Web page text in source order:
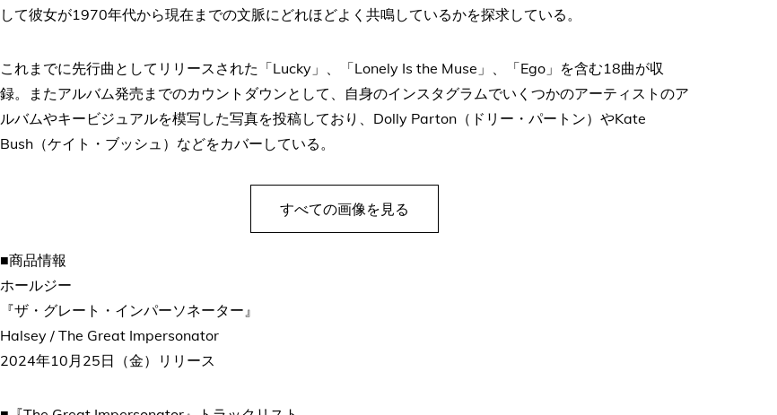
して彼女が1970年代から現在までの文脈にどれほどよく共鳴しているかを探求している。
これまでに先行曲としてリリースされた「Lucky」、「Lonely Is the Muse」、「Ego」を含む18曲が収
録。またアルバム発売までのカウントダウンとして、自身のインスタグラムでいくつかのアーティストのア
ルバムやキービジュアルを模写した写真を投稿しており、Dolly Parton（ドリー・パートン）やKate
Bush（ケイト・ブッシュ）などをカバーしている。
すべての画像を見る
■商品情報
ホールジー
『ザ・グレート・インパーソネーター』
Halsey / The Great Impersonator
2024年10月25日（金）リリース